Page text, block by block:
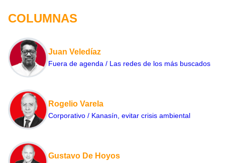
COLUMNAS
Juan Veledíaz
Fuera de agenda / Las redes de los más buscados
Rogelio Varela
Corporativo / Kanasín, evitar crisis ambiental
Gustavo De Hoyos